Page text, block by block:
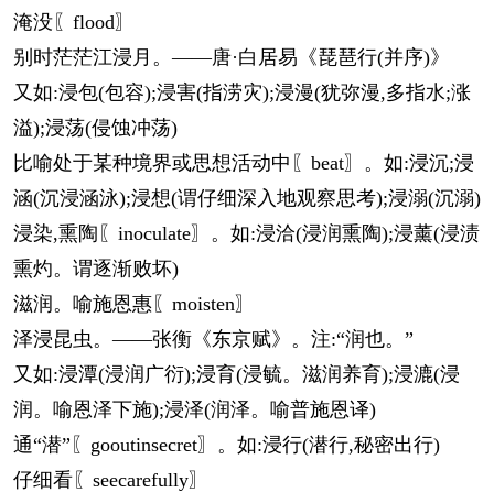
淹没〖flood〗
别时茫茫江浸月。——唐·白居易《琵琶行(并序)》
又如:浸包(包容);浸害(指涝灾);浸漫(犹弥漫,多指水;涨
溢);浸荡(侵蚀冲荡)
比喻处于某种境界或思想活动中〖beat〗。如:浸沉;浸
涵(沉浸涵泳);浸想(谓仔细深入地观察思考);浸溺(沉溺)
浸染,熏陶〖inoculate〗。如:浸洽(浸润熏陶);浸薰(浸渍
熏灼。谓逐渐败坏)
滋润。喻施恩惠〖moisten〗
泽浸昆虫。——张衡《东京赋》。注:“润也。”
又如:浸潭(浸润广衍);浸育(浸毓。滋润养育);浸漉(浸
润。喻恩泽下施);浸泽(润泽。喻普施恩译)
通“潜”〖gooutinsecret〗。如:浸行(潜行,秘密出行)
仔细看〖seecarefully〗